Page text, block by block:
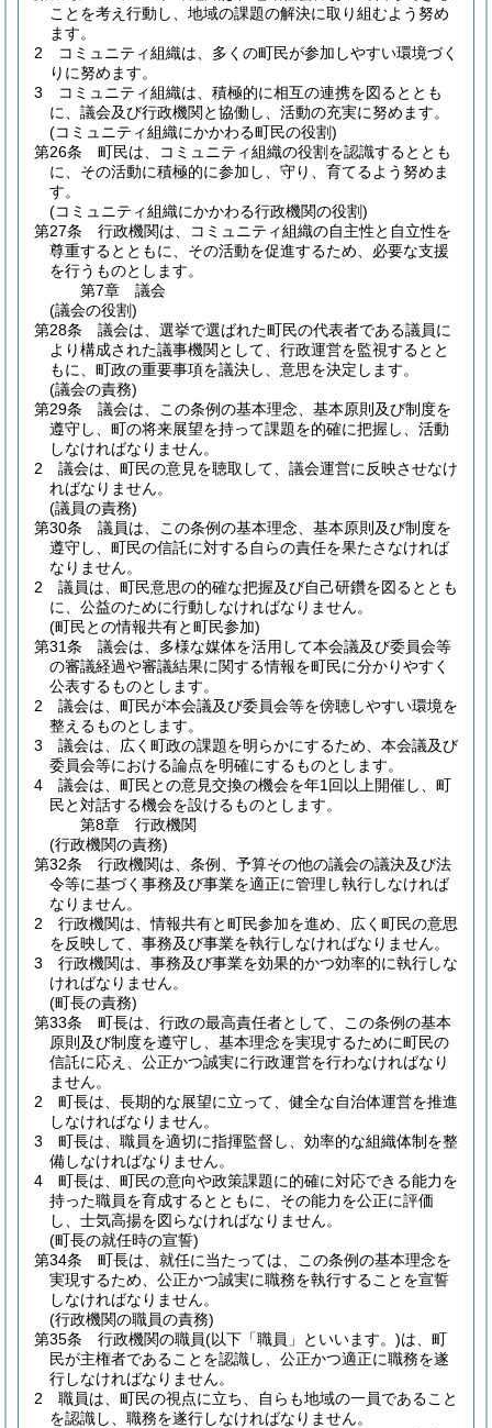
ことを考え行動し、地域の課題の解決に取り組むよう努め
ます。
2
コミュニティ組織は、多くの町民が参加しやすい環境づく
りに努めます。
3
コミュニティ組織は、積極的に相互の連携を図るととも
に、議会及び行政機関と協働し、活動の充実に努めます。
(コミュニティ組織にかかわる町民の役割)
第26条
町民は、コミュニティ組織の役割を認識するととも
に、その活動に積極的に参加し、守り、育てるよう努めま
す。
(コミュニティ組織にかかわる行政機関の役割)
第27条
行政機関は、コミュニティ組織の自主性と自立性を
尊重するとともに、その活動を促進するため、必要な支援
を行うものとします。
第7章
議会
(議会の役割)
第28条
議会は、選挙で選ばれた町民の代表者である議員に
より構成された議事機関として、行政運営を監視するとと
もに、町政の重要事項を議決し、意思を決定します。
(議会の責務)
第29条
議会は、この条例の基本理念、基本原則及び制度を
遵守し、町の将来展望を持って課題を的確に把握し、活動
しなければなりません。
2
議会は、町民の意見を聴取して、議会運営に反映させなけ
ればなりません。
(議員の責務)
第30条
議員は、この条例の基本理念、基本原則及び制度を
遵守し、町民の信託に対する自らの責任を果たさなければ
なりません。
2
議員は、町民意思の的確な把握及び自己研鑽を図るととも
に、公益のために行動しなければなりません。
(町民との情報共有と町民参加)
第31条
議会は、多様な媒体を活用して本会議及び委員会等
の審議経過や審議結果に関する情報を町民に分かりやすく
公表するものとします。
2
議会は、町民が本会議及び委員会等を傍聴しやすい環境を
整えるものとします。
3
議会は、広く町政の課題を明らかにするため、本会議及び
委員会等における論点を明確にするものとします。
4
議会は、町民との意見交換の機会を年1回以上開催し、町
民と対話する機会を設けるものとします。
第8章
行政機関
(行政機関の責務)
第32条
行政機関は、条例、予算その他の議会の議決及び法
令等に基づく事務及び事業を適正に管理し執行しなければ
なりません。
2
行政機関は、情報共有と町民参加を進め、広く町民の意思
を反映して、事務及び事業を執行しなければなりません。
3
行政機関は、事務及び事業を効果的かつ効率的に執行しな
ければなりません。
(町長の責務)
第33条
町長は、行政の最高責任者として、この条例の基本
原則及び制度を遵守し、基本理念を実現するために町民の
信託に応え、公正かつ誠実に行政運営を行わなければなり
ません。
2
町長は、長期的な展望に立って、健全な自治体運営を推進
しなければなりません。
3
町長は、職員を適切に指揮監督し、効率的な組織体制を整
備しなければなりません。
4
町長は、町民の意向や政策課題に的確に対応できる能力を
持った職員を育成するとともに、その能力を公正に評価
し、士気高揚を図らなければなりません。
(町長の就任時の宣誓)
第34条
町長は、就任に当たっては、この条例の基本理念を
実現するため、公正かつ誠実に職務を執行することを宣誓
しなければなりません。
(行政機関の職員の責務)
第35条
行政機関の職員(以下「職員」といいます。)は、町
民が主権者であることを認識し、公正かつ適正に職務を遂
行しなければなりません。
2
職員は、町民の視点に立ち、自らも地域の一員であること
を認識し、職務を遂行しなければなりません。